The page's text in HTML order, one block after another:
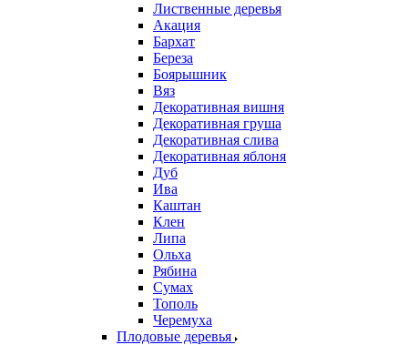
Лиственные деревья
Акация
Бархат
Береза
Боярышник
Вяз
Декоративная вишня
Декоративная груша
Декоративная слива
Декоративная яблоня
Дуб
Ива
Каштан
Клен
Липа
Ольха
Рябина
Сумах
Тополь
Черемуха
Плодовые деревья